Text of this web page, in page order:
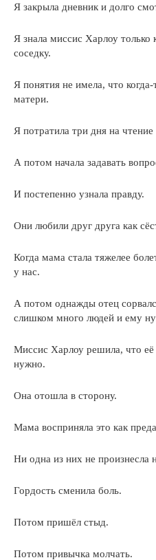
Я закрыла дневник и долго
Я знала миссис Харлоу
соседку.
Я понятия не имела, что
матери.
Я потратила три дня на
А потом начала задавать
И постепенно узнала правду.
Они любили друг друга как
Когда мама стала тяжелее
у нас.
А потом однажды отец
слишком много людей и ему
Миссис Харлоу решила, что её
нужно.
Она отошла в сторону.
Мама восприняла это как
Ни одна из них не произнесла
Гордость сменила боль.
Потом пришёл стыд.
Потом привычка молчать.